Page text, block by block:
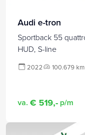
Audi e-tron
Sportback 55
HUD, S-line
2022 100.679 km
va. € 519,- p/m